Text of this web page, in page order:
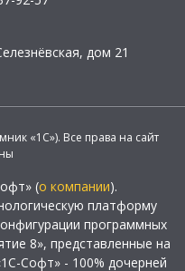
дом 21
«1С»). Все права на сайт
(о компании).
платформу
программных
8», представленные на
Софт» - 100% дочерней